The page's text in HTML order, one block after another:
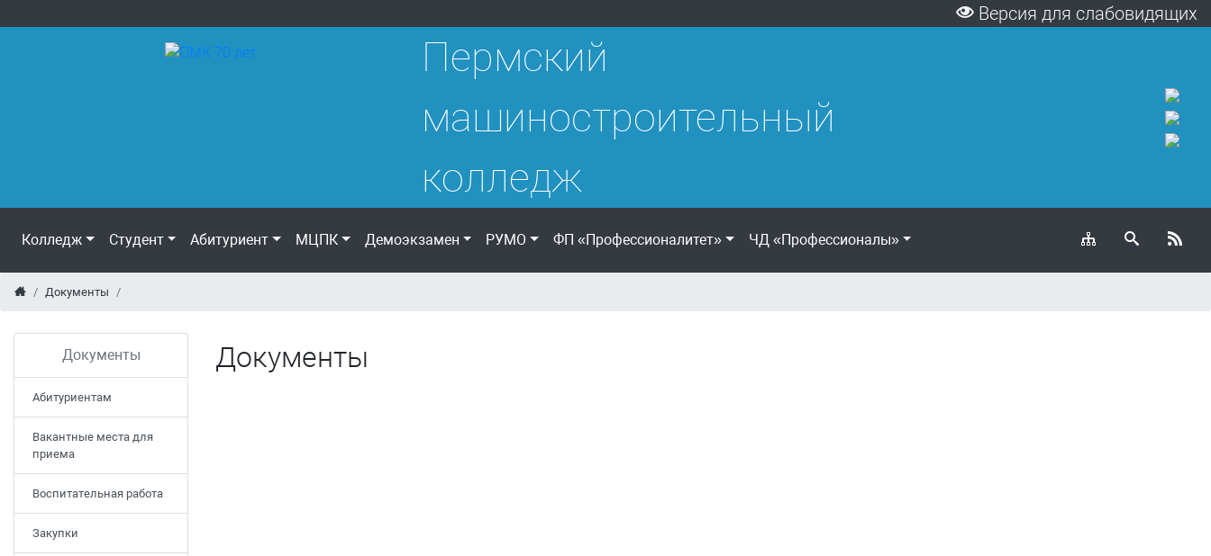
Версия для слабовидящих
Пермский
машиностроительный
колледж
Колледж Студент Абитуриент МЦПК Демоэкзамен РУМО ФП «Профессионалитет» ЧД «Профессионалы»
Документы
Документы
Абитуриентам
Вакантные места для
приема
Воспитательная работа
Закупки
Документы